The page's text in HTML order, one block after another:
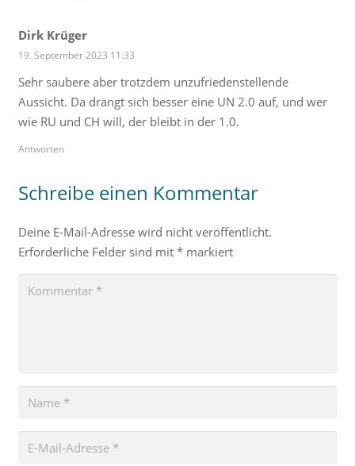
Dirk Krüger
19. September 2023 11:33
Sehr saubere aber trotzdem unzufriedenstellende
Aussicht. Da drängt sich besser eine UN 2.0 auf, und wer
wie RU und CH will, der bleibt in der 1.0.
Antworten
Schreibe einen Kommentar
Deine E-Mail-Adresse wird nicht veröffentlicht.
Erforderliche Felder sind mit *markiert